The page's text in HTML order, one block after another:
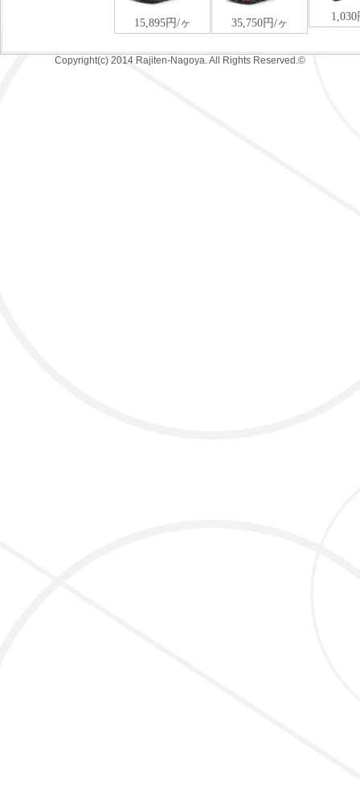
Copyright(c) 2014 Rajiten-Nagoya. All Rights Reserved.©